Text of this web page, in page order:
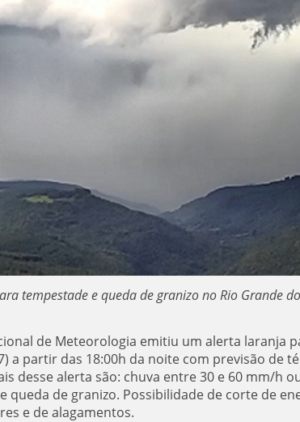
tempestade e queda de granizo no Rio Grande
de Meteorologia emitiu um alerta laranja
a partir das 18:00h da noite com previsão de
desse alerta são: chuva entre 30 e 60 mm/h
queda de granizo. Possibilidade de corte de
e de alagamentos.